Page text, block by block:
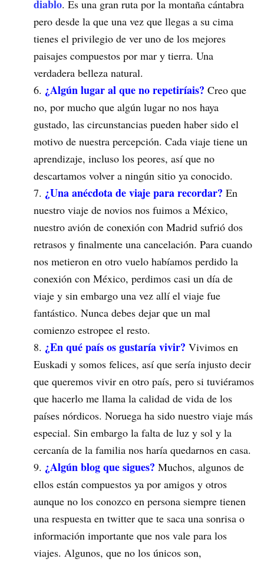
diablo. Es una gran ruta por la montaña cántabra
pero desde la que una vez que llegas a su cima
tienes el privilegio de ver uno de los mejores
paisajes compuestos por mar y tierra. Una
verdadera belleza natural.
¿Algún lugar al que no repetiríais? Creo que
no, por mucho que algún lugar no nos haya
gustado, las circunstancias pueden haber sido el
motivo de nuestra percepción. Cada viaje tiene un
aprendizaje, incluso los peores, así que no
descartamos volver a ningún sitio ya conocido.
¿Una anécdota de viaje para recordar? En
nuestro viaje de novios nos fuimos a México,
nuestro avión de conexión con Madrid sufrió dos
retrasos y finalmente una cancelación. Para cuando
nos metieron en otro vuelo habíamos perdido la
conexión con México, perdimos casi un día de
viaje y sin embargo una vez allí el viaje fue
fantástico. Nunca debes dejar que un mal
comienzo estropee el resto.
¿En qué país os gustaría vivir? Vivimos en
Euskadi y somos felices, así que sería injusto decir
que queremos vivir en otro país, pero si tuviéramos
que hacerlo me llama la calidad de vida de los
países nórdicos. Noruega ha sido nuestro viaje más
especial. Sin embargo la falta de luz y sol y la
cercanía de la familia nos haría quedarnos en casa.
¿Algún blog que sigues? Muchos, algunos de
ellos están compuestos ya por amigos y otros
aunque no los conozco en persona siempre tienen
una respuesta en twitter que te saca una sonrisa o
información importante que nos vale para los
viajes. Algunos, que no los únicos son,